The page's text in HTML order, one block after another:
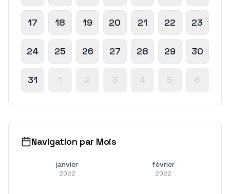
17 18 19 20 21 22 23
24 25 26 27 28 29 30
31 1 2 3 4 5 6
Navigation par Mois
janvier
2022
février
2022